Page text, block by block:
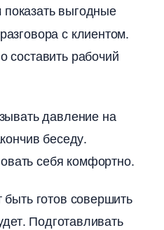
выгодные
с клиентом.
составить рабочий
давление на
беседу.
себя комфортно.
готов совершить
Подготавливать